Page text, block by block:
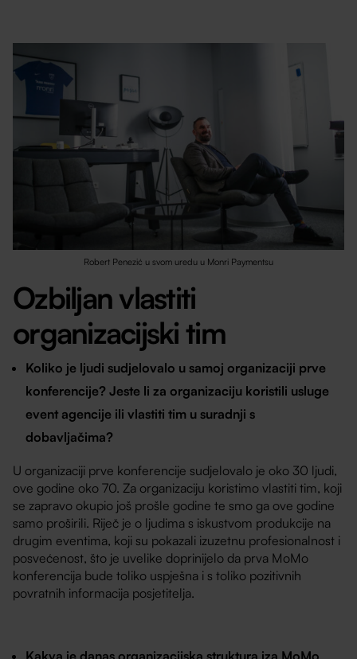
Robert Penezić u svom uredu u Monri Paymentsu
Ozbiljan vlastiti
organizacijski tim
Koliko je ljudi sudjelovalo u samoj organizaciji prve
konferencije? Jeste li za organizaciju koristili usluge
event agencije ili vlastiti tim u suradnji s
dobavljačima?
U organizaciji prve konferencije sudjelovalo je oko 30 ljudi,
ove godine oko 70. Za organizaciju koristimo vlastiti tim, koji
se zapravo okupio još prošle godine te smo ga ove godine
samo proširili. Riječ je o ljudima s iskustvom produkcije na
drugim eventima, koji su pokazali izuzetnu profesionalnost i
posvećenost, što je uvelike doprinijelo da prva MoMo
konferencija bude toliko uspješna i s toliko pozitivnih
povratnih informacija posjetitelja.